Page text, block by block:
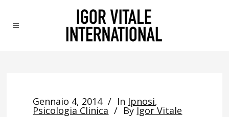
Gennaio 4, 2014 In Ipnosi,
Psicologia Clinica By Igor Vitale